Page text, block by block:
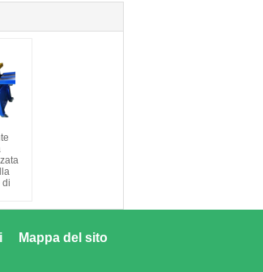
di
Mappa del sito